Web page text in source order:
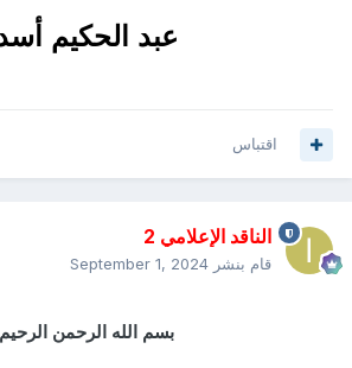
عبد الحكيم أسد
اقتباس
الناقد الإعلامي 2
قام بنشر September 1, 2024
بسم الله الرحمن الرحيم